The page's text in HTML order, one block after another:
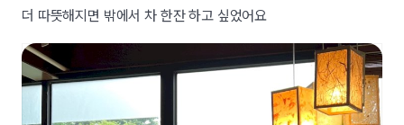
더 따뜻해지면 밖에서 차 한잔 하고 싶었어요